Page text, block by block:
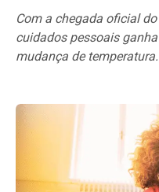
Com a chegada oficial
cuidados pessoais
mudança de